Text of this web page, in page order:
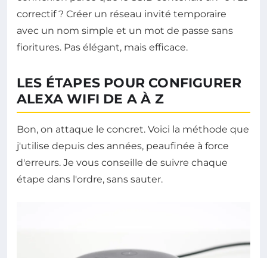
correctif ? Créer un réseau invité temporaire
avec un nom simple et un mot de passe sans
fioritures. Pas élégant, mais efficace.
LES ÉTAPES POUR CONFIGURER
ALEXA WIFI DE A À Z
Bon, on attaque le concret. Voici la méthode que
j'utilise depuis des années, peaufinée à force
d'erreurs. Je vous conseille de suivre chaque
étape dans l'ordre, sans sauter.